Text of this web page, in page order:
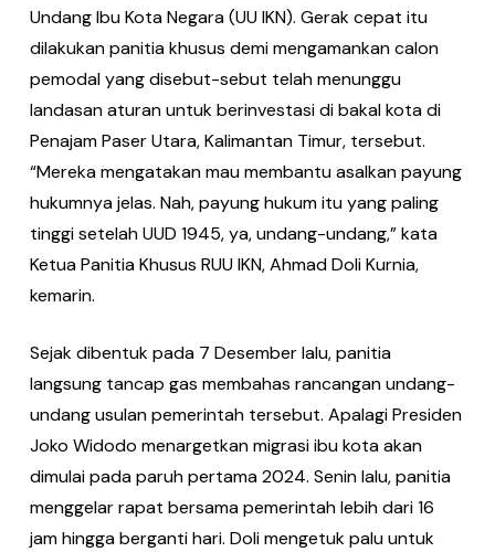
Undang Ibu Kota Negara (UU IKN). Gerak cepat itu
dilakukan panitia khusus demi mengamankan calon
pemodal yang disebut-sebut telah menunggu
landasan aturan untuk berinvestasi di bakal kota di
Penajam Paser Utara, Kalimantan Timur, tersebut.
“Mereka mengatakan mau membantu asalkan payung
hukumnya jelas. Nah, payung hukum itu yang paling
tinggi setelah UUD 1945, ya, undang-undang,” kata
Ketua Panitia Khusus RUU IKN, Ahmad Doli Kurnia,
kemarin.
Sejak dibentuk pada 7 Desember lalu, panitia
langsung tancap gas membahas rancangan undang-
undang usulan pemerintah tersebut. Apalagi Presiden
Joko Widodo menargetkan migrasi ibu kota akan
dimulai pada paruh pertama 2024. Senin lalu, panitia
menggelar rapat bersama pemerintah lebih dari 16
jam hingga berganti hari. Doli mengetuk palu untuk